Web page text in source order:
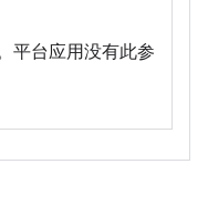
平台应用没有此参